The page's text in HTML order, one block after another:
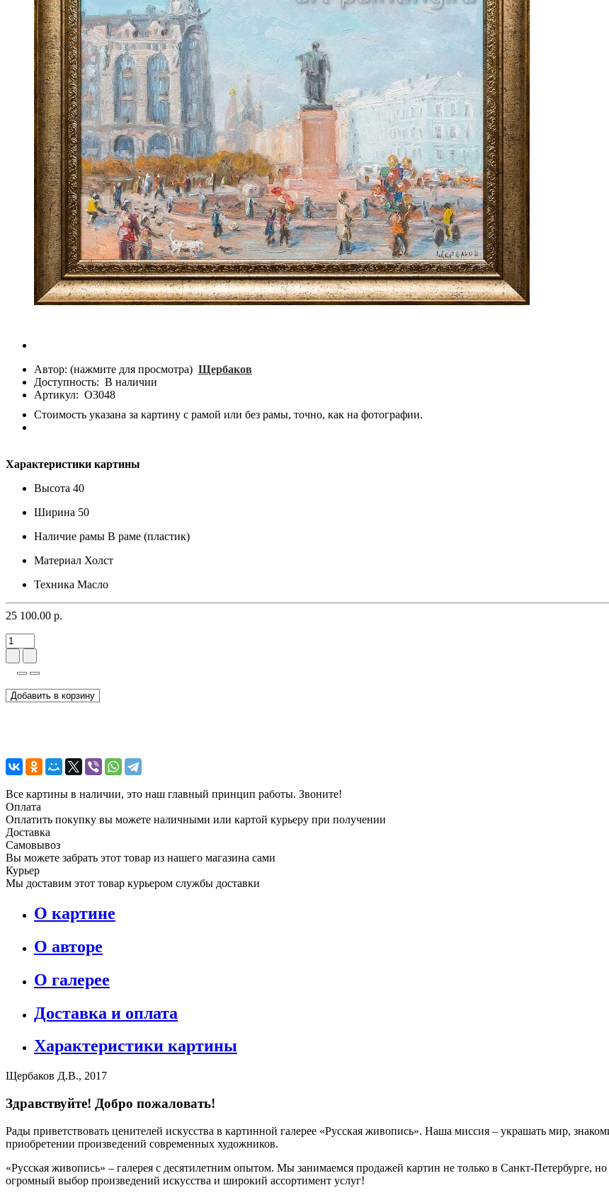
Автор: (нажмите для просмотра) Щербаков
Доступность: В наличии
Артикул: О3048
Стоимость указана за картину с рамой или без рамы, точно, как на фотографии.
Характеристики картины
Высота 40
Ширина 50
Наличие рамы В раме (пластик)
Материал Холст
Техника Масло
25 100.00 р.
Добавить в корзину
Все картины в наличии, это наш главный принцип работы. Звоните!
Оплата
Оплатить покупку вы можете наличными или картой курьеру при получении
Доставка
Самовывоз
Вы можете забрать этот товар из нашего магазина сами
Курьер
Мы доставим этот товар курьером службы доставки
О картине
О авторе
О галерее
Доставка и оплата
Характеристики картины
Щербаков Д.В., 2017
Здравствуйте! Добро пожаловать!
Рады приветствовать ценителей искусства в картинной галерее «Русская живопись». Наша миссия – украшать мир,
приобретении произведений современных художников.
«Русская живопись» – галерея c десятилетним опытом. Мы занимаемся продажей картин не только в Санкт-Петербурге,
огромный выбор произведений искусства и широкий ассортимент услуг!